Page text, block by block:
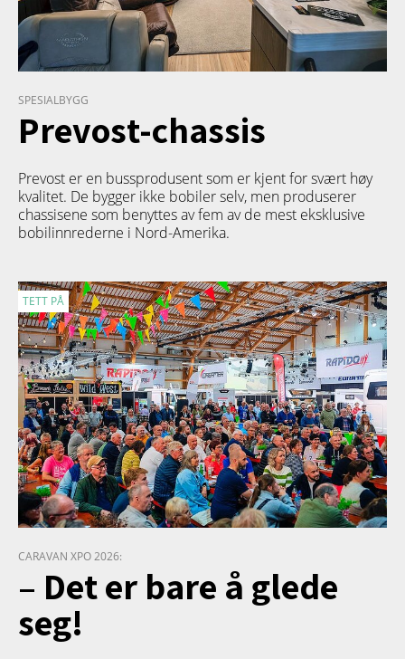
SPESIALBYGG
Prevost-chassis
Prevost er en bussprodusent som er kjent for svært høy
kvalitet. De bygger ikke bobiler selv, men produserer
chassisene som benyttes av fem av de mest eksklusive
bobilinnrederne i Nord-Amerika.
TETT PÅ
CARAVAN XPO 2026:
– Det er bare å glede
seg!